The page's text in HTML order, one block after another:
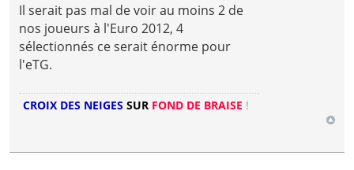
Il serait pas mal de voir au moins 2 de
nos joueurs à l'Euro 2012, 4
sélectionnés ce serait énorme pour
l'eTG.
CROIX DES NEIGES SUR FOND DE BRAISE !